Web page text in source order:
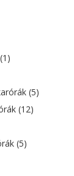
(1)
(5)
(12)
(5)